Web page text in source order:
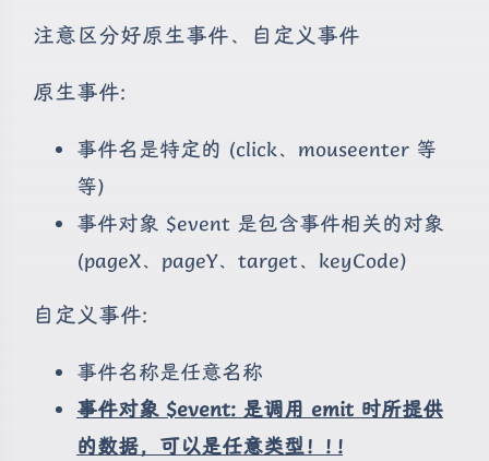
注意区分好原生事件、自定义事件
原生事件:
事件名是特定的 (click、mouseenter 等
等)
事件对象 $event 是包含事件相关的对象
(pageX、pageY、target、keyCode)
自定义事件:
事件名称是任意名称
事件对象 $event: 是调用 emit 时所提供
的数据，可以是任意类型！! !